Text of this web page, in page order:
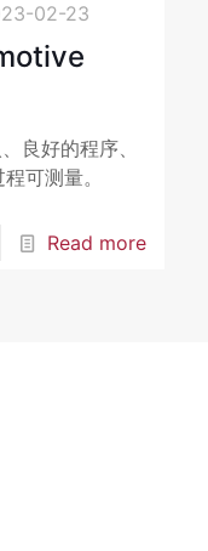
02-23
良好的程序、
可测量。
Read more